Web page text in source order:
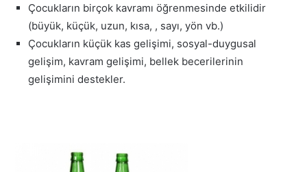
Çocukların birçok kavramı öğrenmesinde etkilidir
(büyük, küçük, uzun, kısa, , sayı, yön vb.)
Çocukların küçük kas gelişimi, sosyal-duygusal
gelişim, kavram gelişimi, bellek becerilerinin
gelişimini destekler.